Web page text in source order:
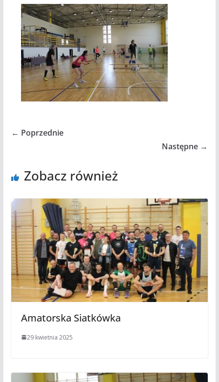
← Poprzednie
Następne →
Zobacz również
Amatorska Siatkówka
29 kwietnia 2025